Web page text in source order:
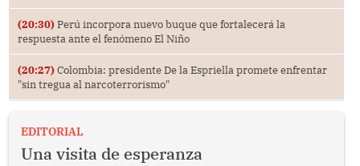
(20:30) Perú incorpora nuevo buque que fortalecerá la
respuesta ante el fenómeno El Niño
(20:27) Colombia: presidente De la Espriella promete enfrentar
"sin tregua al narcoterrorismo"
EDITORIAL
Una visita de esperanza